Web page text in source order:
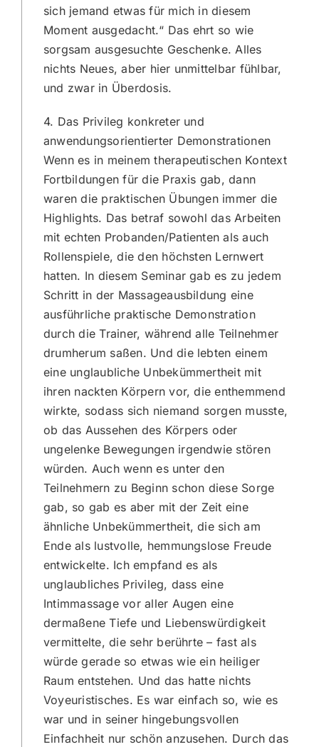
sich jemand etwas für mich in diesem
Moment ausgedacht.“ Das ehrt so wie
sorgsam ausgesuchte Geschenke. Alles
nichts Neues, aber hier unmittelbar fühlbar,
und zwar in Überdosis.
4. Das Privileg konkreter und
anwendungsorientierter Demonstrationen
Wenn es in meinem therapeutischen Kontext
Fortbildungen für die Praxis gab, dann
waren die praktischen Übungen immer die
Highlights. Das betraf sowohl das Arbeiten
mit echten Probanden/Patienten als auch
Rollenspiele, die den höchsten Lernwert
hatten. In diesem Seminar gab es zu jedem
Schritt in der Massageausbildung eine
ausführliche praktische Demonstration
durch die Trainer, während alle Teilnehmer
drumherum saßen. Und die lebten einem
eine unglaubliche Unbekümmertheit mit
ihren nackten Körpern vor, die enthemmend
wirkte, sodass sich niemand sorgen musste,
ob das Aussehen des Körpers oder
ungelenke Bewegungen irgendwie stören
würden. Auch wenn es unter den
Teilnehmern zu Beginn schon diese Sorge
gab, so gab es aber mit der Zeit eine
ähnliche Unbekümmertheit, die sich am
Ende als lustvolle, hemmungslose Freude
entwickelte. Ich empfand es als
unglaubliches Privileg, dass eine
Intimmassage vor aller Augen eine
dermaßene Tiefe und Liebenswürdigkeit
vermittelte, die sehr berührte – fast als
würde gerade so etwas wie ein heiliger
Raum entstehen. Und das hatte nichts
Voyeuristisches. Es war einfach so, wie es
war und in seiner hingebungsvollen
Einfachheit nur schön anzusehen. Durch das